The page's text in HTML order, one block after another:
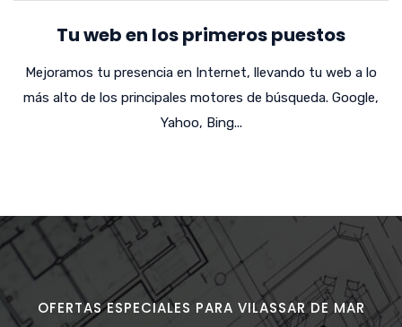
Tu web en los primeros puestos
Mejoramos tu presencia en Internet, llevando tu web a lo
más alto de los principales motores de búsqueda. Google,
Yahoo, Bing...
OFERTAS ESPECIALES PARA VILASSAR DE MAR